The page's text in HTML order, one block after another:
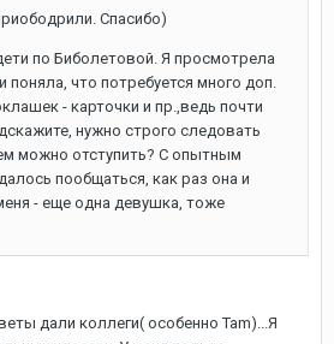
Спасибо)
по Биболетовой. Я просмотрела
поняла, что потребуется много доп.
- карточки и пр.,ведь почти
нужно строго следовать
можно отступить? С опытным
пообщаться, как раз она и
- еще одна девушка, тоже
дали коллеги( особенно Tam)...Я